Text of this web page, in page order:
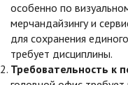
особенно по
мерчандайзингу и
для сохранения
требует дисциплины.
Требовательность к